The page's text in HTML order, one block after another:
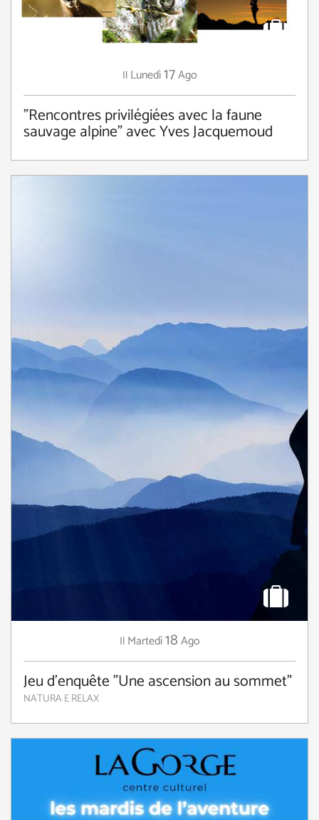
Il Lunedì17Ago
"Rencontres privilégiées avec la faune
sauvage alpine" avec Yves Jacquemoud
Il Martedì18Ago
Jeu d'enquête "Une ascension au sommet"
NATURA E RELAX